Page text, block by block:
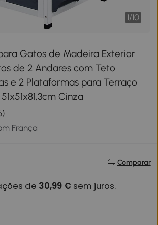
1/10
Gatos de Madeira Exterior
de 2 Andares com Teto
e 2 Plataformas para Terraço
Cinza
França
Comparar